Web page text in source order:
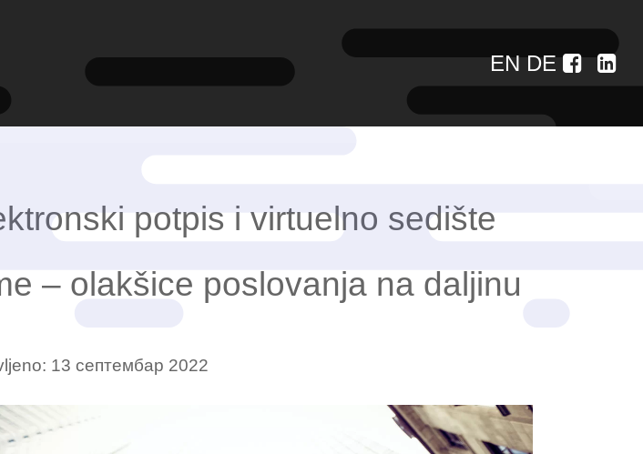
EN DE
potpis i virtuelno sedište
– olakšice poslovanja na daljinu
13 септембар 2022